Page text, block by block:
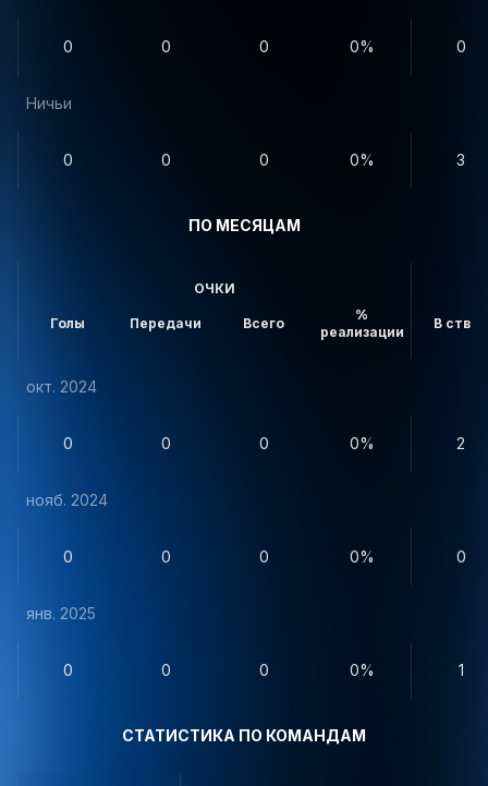
0 0 0 0% 0
Ничьи
0 0 0 0% 3
ПО МЕСЯЦАМ
ОЧКИ
Голы Передачи Всего
%
реализации
В створ
окт. 2024
0 0 0 0% 2
нояб. 2024
0 0 0 0% 0
янв. 2025
0 0 0 0% 1
СТАТИСТИКА ПО КОМАНДАМ